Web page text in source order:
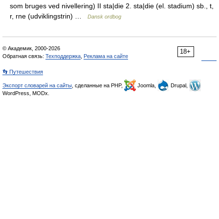
som bruges ved nivellering) II sta|die 2. sta|die (el. stadium) sb., t,
r, rne (udviklingstrin) …
Dansk ordbog
18+
© Академик, 2000-2026
Обратная связь: Техподдержка Реклама на сайте
👣 Путешествия
Экспорт словарей на сайты , сделанные на PHP, Joomla,
Drupal,
WordPress, MODx.